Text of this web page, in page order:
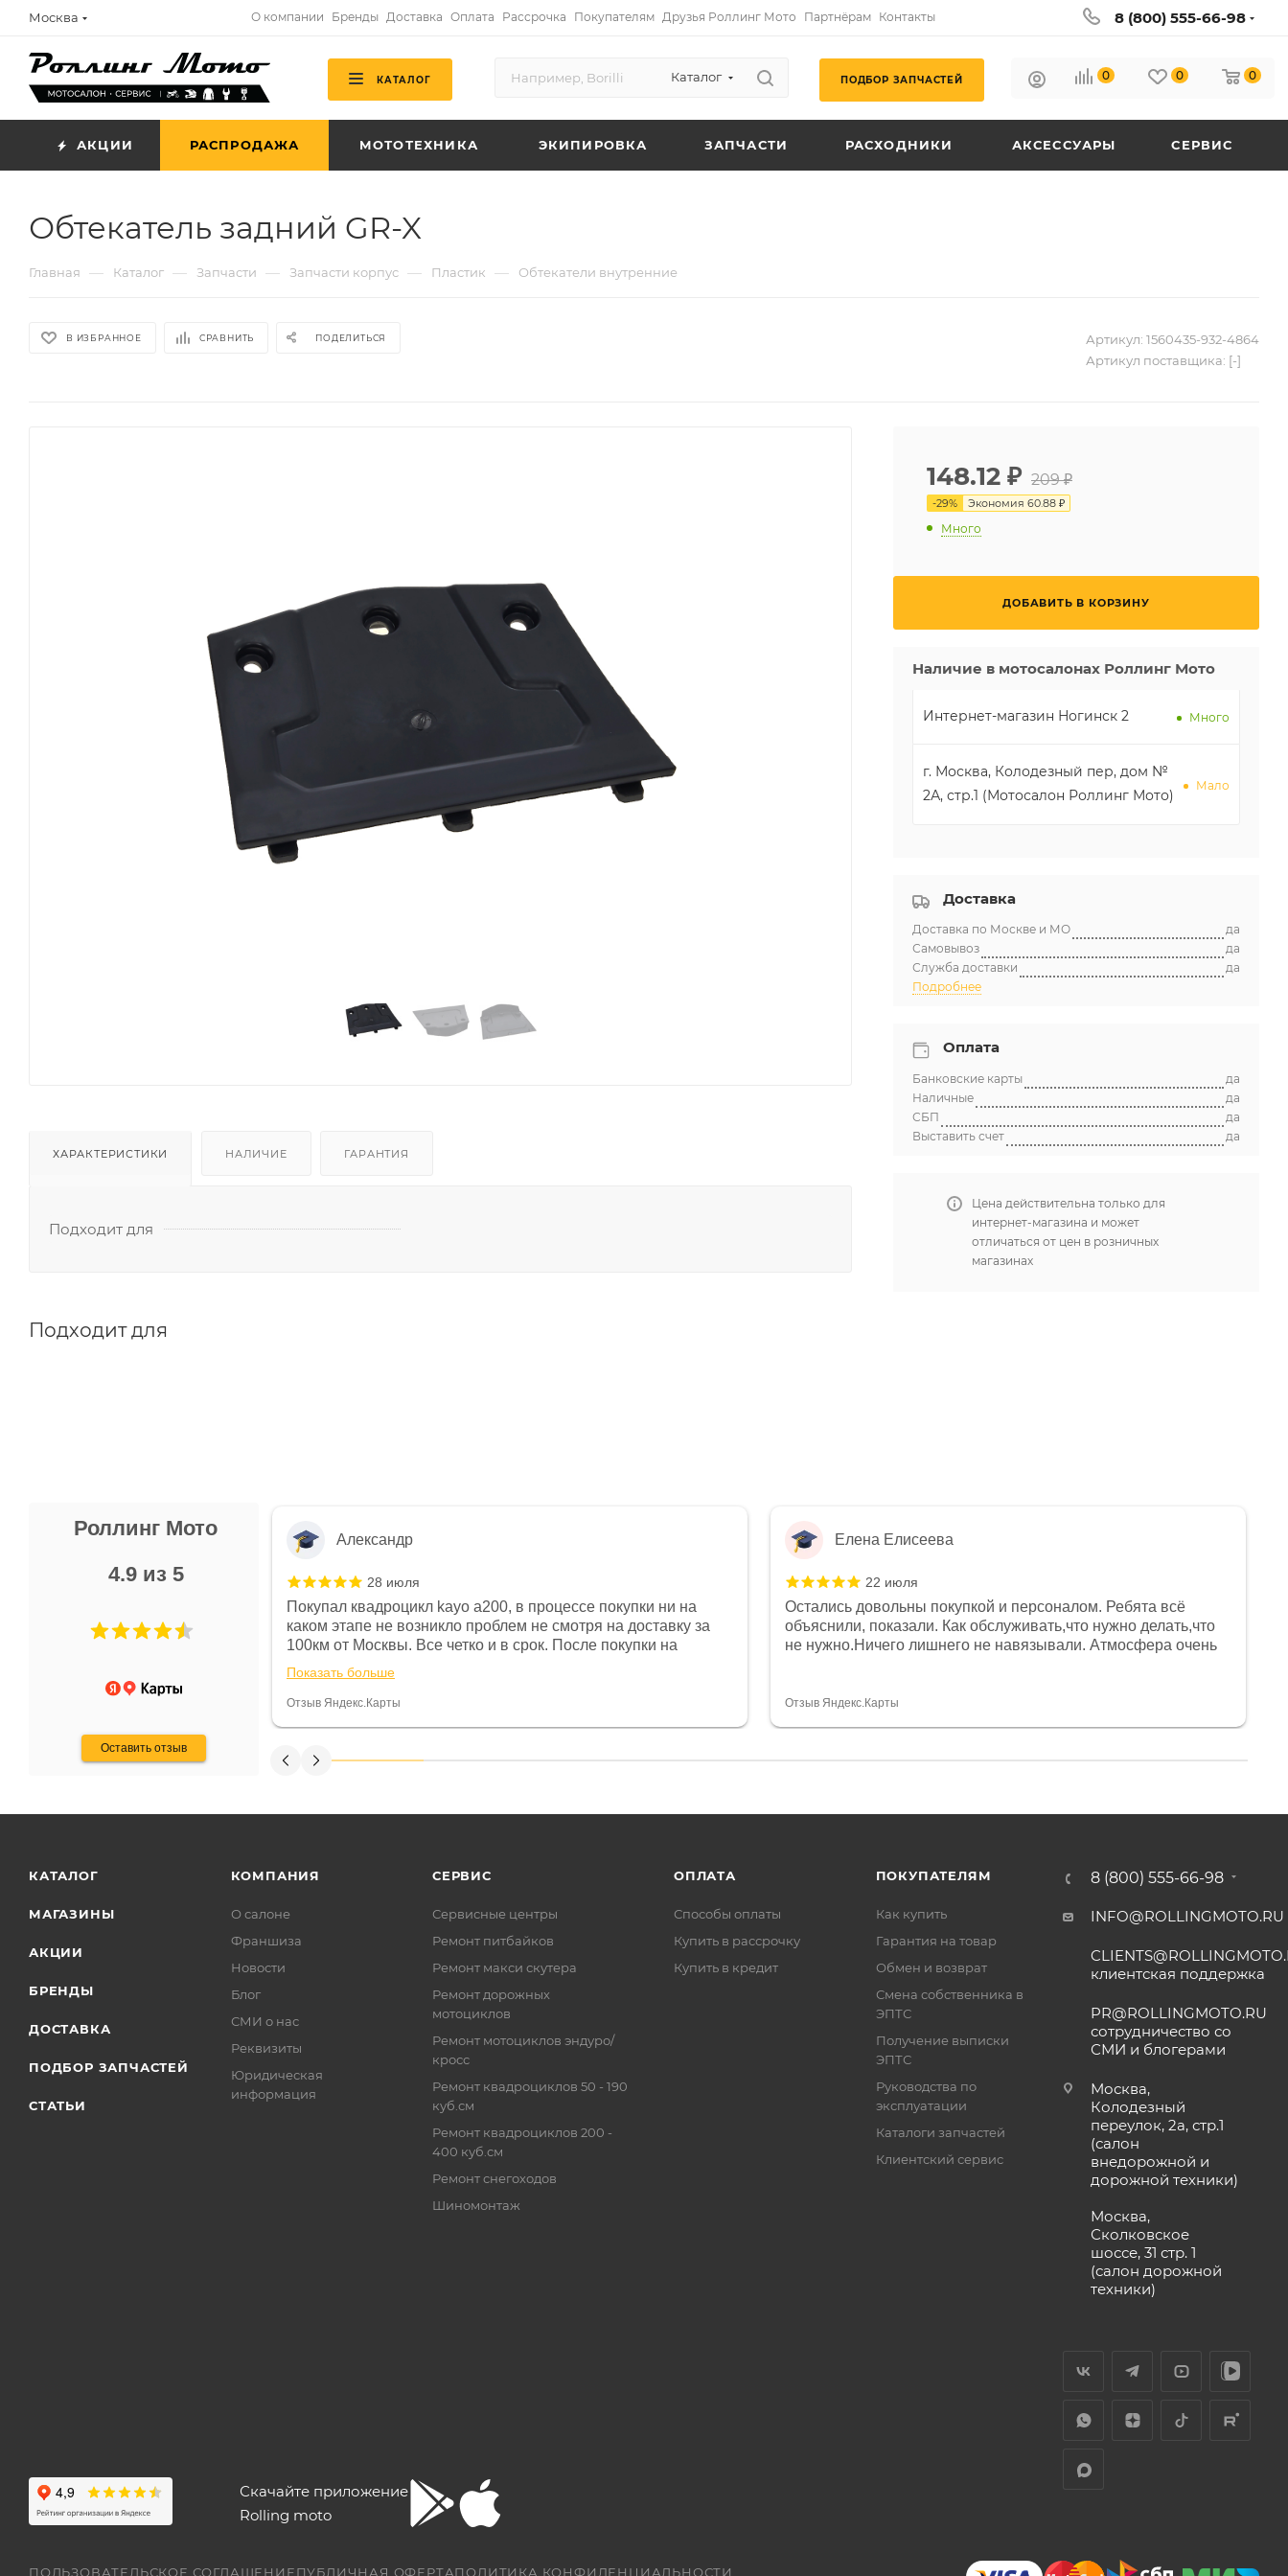
Москва О компании Бренды Доставка Оплата Рассрочка Покупателям Друзья Роллинг Мото Партнёрам Контакты 8 (800) 555-66-98
КАТАЛОГ Каталог ПОДБОР ЗАПЧАСТЕЙ 0 0 0
АКЦИИ РАСПРОДАЖА МОТОТЕХНИКА ЭКИПИРОВКА ЗАПЧАСТИ РАСХОДНИКИ АКСЕССУАРЫ СЕРВИС
Обтекатель задний GR-X
Главная — Каталог — Запчасти — Запчасти корпус — Пластик — Обтекатели внутренние
В ИЗБРАННОЕ СРАВНИТЬ ПОДЕЛИТЬСЯ Артикул: 1560435-932-4864
Артикул поставщика: [-]
ХАРАКТЕРИСТИКИ НАЛИЧИЕ ГАРАНТИЯ
Подходит для
Подходит для
148.12 ₽ 209 ₽
-29% Экономия 60.88 ₽
Много
ДОБАВИТЬ В КОРЗИНУ
Наличие в мотосалонах Роллинг Мото
Интернет-магазин Ногинск 2 Много
г. Москва, Колодезный пер, дом №
2А, стр.1 (Мотосалон Роллинг Мото)
Мало
Доставка
Доставка по Москве и МО
да
Самовывоз
да
Служба доставки
да
Подробнее
Оплата
Банковские карты
да
Наличные
да
СБП
да
Выставить счет
да
Цена действительна только для
интернет-магазина и может
отличаться от цен в розничных
магазинах
Роллинг Мото
4.9 из 5
Оставить отзыв
Не понравились условия
и дают только на год)
Александр
28 июля
Покупал квадроцикл kayo a200, в процессе покупки ни на
каком этапе не возникло проблем не смотря на доставку за
100км от Москвы. Все четко и в срок. После покупки на
спидометре всегда был 0, при этом представители магазина
постоянно были на связи и в итоге проблема была решена.
Считаю, что это говорит о небезразличии к клиенту после
Показать больше
Отзыв Яндекс.Карты
Елена Елисеева
22 июля
Остались довольны покупкой и персоналом. Ребята всё
объяснили, показали. Как обслуживать,что нужно делать,что
не нужно.Ничего лишнего не навязывали. Атмосфера очень
огромное спасибо Дмитрию, за клиентоориентированность и
Отзыв Яндекс.Карты
КАТАЛОГ
МАГАЗИНЫ
АКЦИИ
БРЕНДЫ
ДОСТАВКА
ПОДБОР ЗАПЧАСТЕЙ
СТАТЬИ
КОМПАНИЯ
О салоне
Франшиза
Новости
Блог
СМИ о нас
Реквизиты
Юридическая
информация
СЕРВИС
Сервисные центры
Ремонт питбайков
Ремонт макси скутера
Ремонт дорожных
мотоциклов
Ремонт мотоциклов эндуро/
кросс
Ремонт квадроциклов 50 - 190
куб.см
Ремонт квадроциклов 200 -
400 куб.см
Ремонт снегоходов
Шиномонтаж
ОПЛАТА
Способы оплаты
Купить в рассрочку
Купить в кредит
ПОКУПАТЕЛЯМ
Как купить
Гарантия на товар
Обмен и возврат
Смена собственника в
ЭПТС
Получение выписки
ЭПТС
Руководства по
эксплуатации
Каталоги запчастей
Клиентский сервис
8 (800) 555-66-98
INFO@ROLLINGMOTO.RU
клиентская поддержка
PR@ROLLINGMOTO.RU
сотрудничество со
СМИ и блогерами
Москва,
Колодезный
переулок, 2а, стр.1
(салон
внедорожной и
дорожной техники)
Москва,
Сколковское
шоссе, 31 стр. 1
(салон дорожной
техники)
Скачайте приложение
Rolling moto
ПОЛЬЗОВАТЕЛЬСКОЕ СОГЛАШЕНИЕПУБЛИЧНАЯ ОФЕРТАПОЛИТИКА КОНФИДЕНЦИАЛЬНОСТИ